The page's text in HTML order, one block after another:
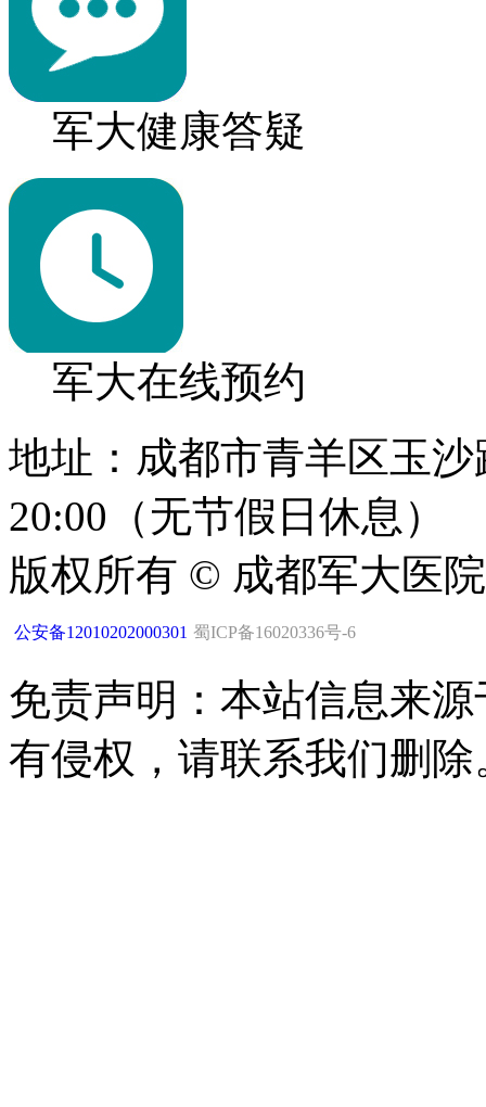
军大健康答疑
军大在线预约
地址：成都市青羊区玉
20:00（无节假日休息）
版权所有 © 成都军大医
公安备12010202000301 蜀ICP备16020336号-6
免责声明：本站信息来
有侵权，请联系我们删除